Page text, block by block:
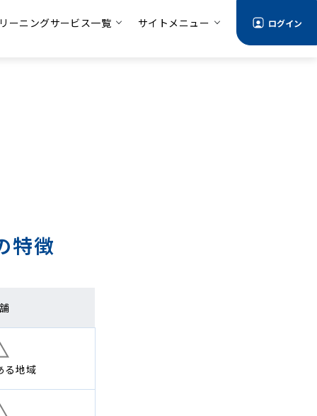
ーニングサービス一覧 サイトメニュー ログイン
特徴
る地域